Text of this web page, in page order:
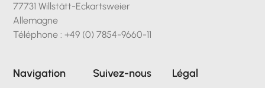
77731 Willstätt-Eckartsweier
Allemagne
Téléphone : +49 (0) 7854-9660-11
Navigation Suivez-nous Légal